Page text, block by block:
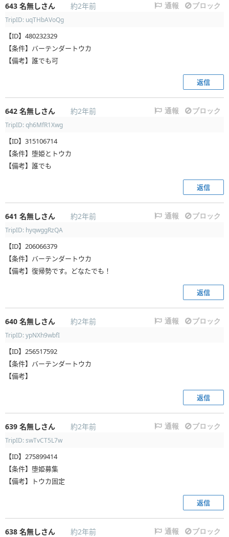
643 名無しさん 約2年前 通報 ブロック
TripID: uqTHbAVoQg
【ID】480232329
【条件】バーテンダートウカ
【備考】誰でも可
返信
642 名無しさん 約2年前 通報 ブロック
TripID: qh6MfR1Xwg
【ID】315106714
【条件】堕姫とトウカ
【備考】誰でも
返信
641 名無しさん 約2年前 通報 ブロック
TripID: hyqwggRzQA
【ID】206066379
【条件】バーテンダートウカ
【備考】復帰勢です。どなたでも！
返信
640 名無しさん 約2年前 通報 ブロック
TripID: ypNXh9wbfI
【ID】256517592
【条件】バーテンダートウカ
【備考】
返信
639 名無しさん 約2年前 通報 ブロック
TripID: swTvCT5L7w
【ID】275899414
【条件】堕姫募集
【備考】トウカ固定
返信
638 名無しさん 約2年前 通報 ブロック